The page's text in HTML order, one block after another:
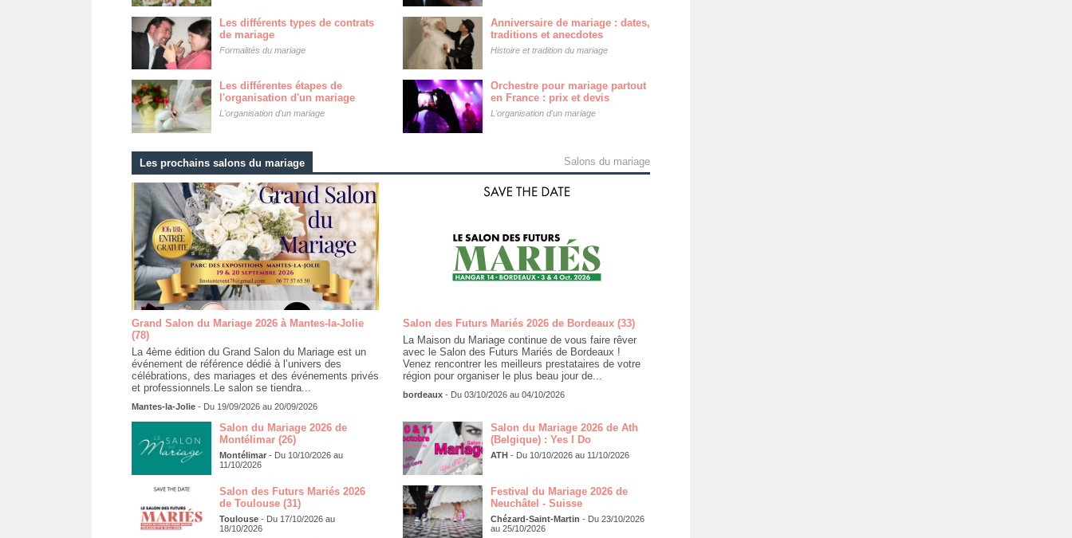
Les différents types de contrats
de mariage
Formalités du mariage
Anniversaire de mariage : dates,
traditions et anecdotes
Histoire et tradition du mariage
Les différentes étapes de
l'organisation d'un mariage
L'organisation d'un mariage
Orchestre pour mariage partout
en France : prix et devis
L'organisation d'un mariage
Les prochains salons du mariage Salons du mariage
Grand Salon du Mariage 2026 à Mantes-la-Jolie
(78)
La 4ème édition du Grand Salon du Mariage est un
événement de référence dédié à l’univers des
célébrations, des mariages et des événements privés
et professionnels.Le salon se tiendra...
Mantes-la-Jolie- Du 19/09/2026 au 20/09/2026
Salon des Futurs Mariés 2026 de Bordeaux (33)
La Maison du Mariage continue de vous faire rêver
avec le Salon des Futurs Mariés de Bordeaux !
Venez rencontrer les meilleurs prestataires de votre
région pour organiser le plus beau jour de...
bordeaux- Du 03/10/2026 au 04/10/2026
Salon du Mariage 2026 de
Montélimar (26)
Montélimar- Du 10/10/2026 au
11/10/2026
Salon du Mariage 2026 de Ath
(Belgique) : Yes I Do
ATH- Du 10/10/2026 au 11/10/2026
Salon des Futurs Mariés 2026
de Toulouse (31)
Toulouse- Du 17/10/2026 au
18/10/2026
Festival du Mariage 2026 de
Neuchâtel - Suisse
Chézard-Saint-Martin - Du 23/10/2026
au 25/10/2026